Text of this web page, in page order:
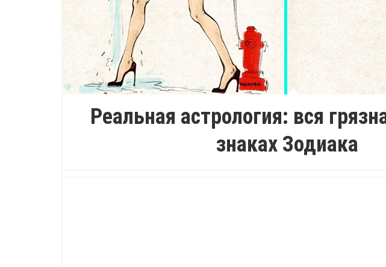
Реальная астрология: вся
знаках Зодиака